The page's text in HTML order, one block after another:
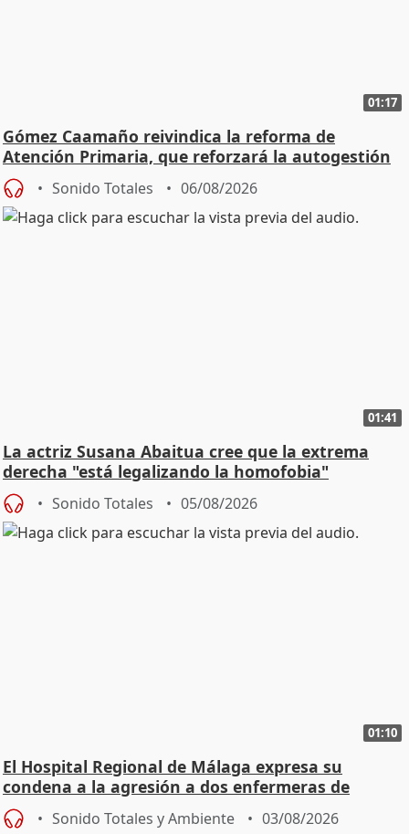
01:17
Gómez Caamaño reivindica la reforma de
Atención Primaria, que reforzará la autogestión
Sonido Totales 06/08/2026
01:41
La actriz Susana Abaitua cree que la extrema
derecha "está legalizando la homofobia"
Sonido Totales 05/08/2026
01:10
El Hospital Regional de Málaga expresa su
condena a la agresión a dos enfermeras de
Urgencias
Sonido Totales y Ambiente 03/08/2026